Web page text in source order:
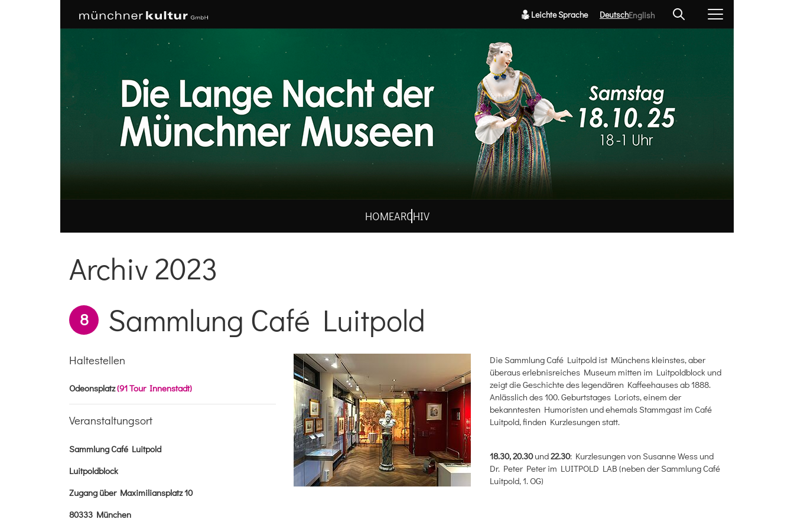
HOMEARCHIV
DeutschEnglish
Leichte Sprache
Archiv 2023
8 Sammlung Café Luitpold
Haltestellen
Odeonsplatz(91 Tour Innenstadt)
Veranstaltungsort
Sammlung Café Luitpold
Luitpoldblock
Zugang über Maximiliansplatz 10
80333 München
Die Sammlung Café Luitpold ist Münchens kleinstes, aber
überaus erlebnisreiches Museum mitten im Luitpoldblock und
zeigt die Geschichte des legendären Kaffeehauses ab 1888.
Anlässlich des 100. Geburtstages Loriots, einem der
bekanntesten Humoristen und ehemals Stammgast im Café
Luitpold, finden Kurzlesungen statt.
18.30, 20.30und22.30: Kurzlesungen von Susanne Wess und
Dr. Peter Peter im LUITPOLD LAB (neben der Sammlung Café
Luitpold, 1. OG)